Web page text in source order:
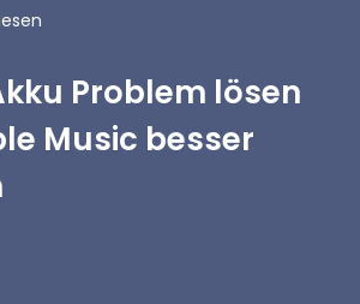
Problem lösen
Music besser